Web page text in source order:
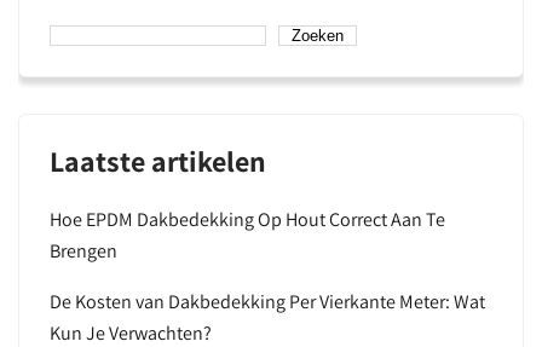
Zoeken
Laatste artikelen
Hoe EPDM Dakbedekking Op Hout Correct Aan Te
Brengen
De Kosten van Dakbedekking Per Vierkante Meter: Wat
Kun Je Verwachten?